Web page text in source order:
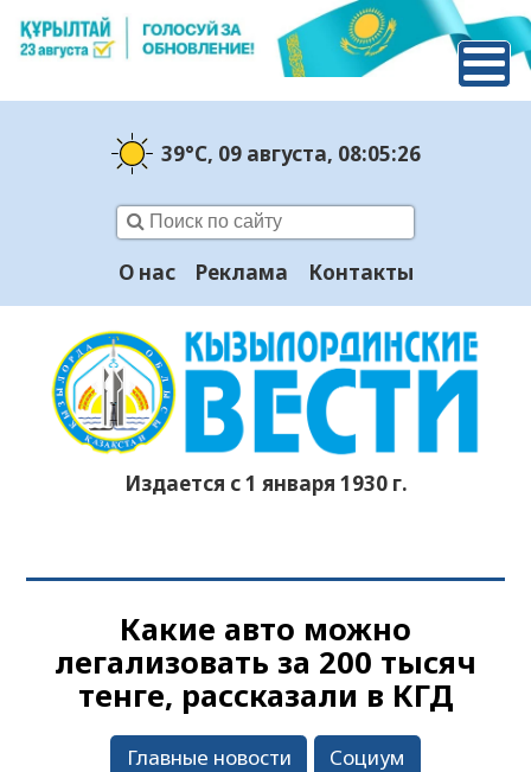
39°C, 09 августа, 08:05:26
О нас Реклама Контакты
Издается с 1 января 1930 г.
Какие авто можно
легализовать за 200 тысяч
тенге, рассказали в КГД
Главные новости
Социум